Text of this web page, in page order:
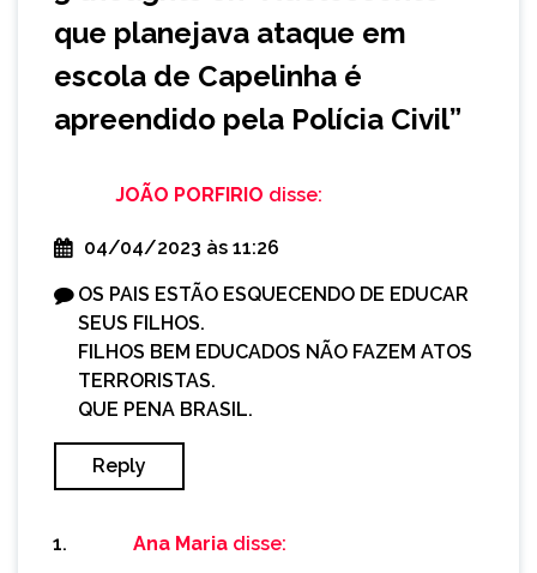
que planejava ataque em
escola de Capelinha é
apreendido pela Polícia Civil”
JOÃO PORFIRIO disse:
04/04/2023 às 11:26
OS PAIS ESTÃO ESQUECENDO DE EDUCAR
SEUS FILHOS.
FILHOS BEM EDUCADOS NÃO FAZEM ATOS
TERRORISTAS.
QUE PENA BRASIL.
Reply
Ana Maria disse: